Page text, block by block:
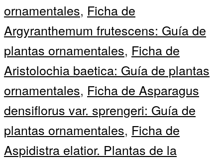
ornamentales, Ficha de
Argyranthemum frutescens: Guía de
plantas ornamentales, Ficha de
Aristolochia baetica: Guía de plantas
ornamentales, Ficha de Asparagus
densiflorus var. sprengeri: Guía de
plantas ornamentales, Ficha de
Aspidistra elatior. Plantas de la